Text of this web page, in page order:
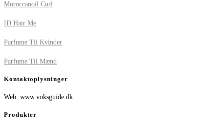
Moroccanoil Curl
ID Hair Me
Parfume Til Kvinder
Parfume Til Mænd
Kontaktoplysninger
Web: www.voksguide.dk
Produkter